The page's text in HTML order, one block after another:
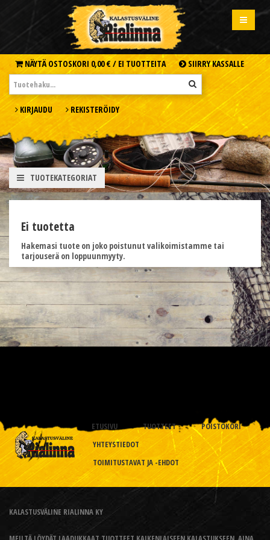
NÄYTÄ OSTOSKORI 0,00 € / EI TUOTTEITA SIIRRY KASSALLE
KIRJAUDU REKISTERÖIDY
TUOTEKATEGORIAT
Ei tuotetta
Hakemasi tuote on joko poistunut valikoimistamme tai
tarjouserä on loppuunmyyty.
ETUSIVU TUOTTEET
POISTOKORI
YHTEYSTIEDOT
TOIMITUSTAVAT JA -EHDOT
KALASTUSVÄLINE RIALINNA KY